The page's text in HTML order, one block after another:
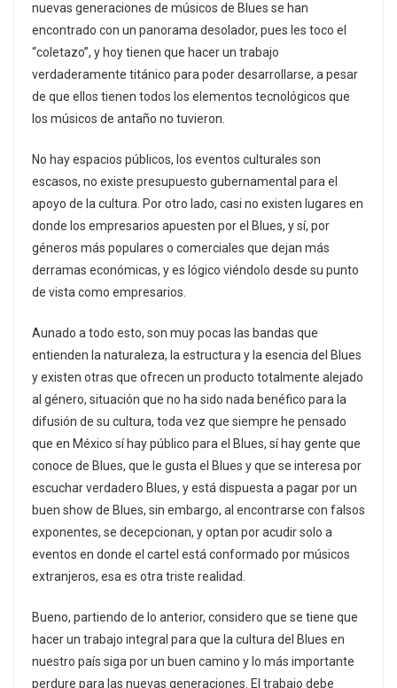
nuevas generaciones de músicos de Blues se han
encontrado con un panorama desolador, pues les toco el
“coletazo”, y hoy tienen que hacer un trabajo
verdaderamente titánico para poder desarrollarse, a pesar
de que ellos tienen todos los elementos tecnológicos que
los músicos de antaño no tuvieron.
No hay espacios públicos, los eventos culturales son
escasos, no existe presupuesto gubernamental para el
apoyo de la cultura. Por otro lado, casi no existen lugares en
donde los empresarios apuesten por el Blues, y sí, por
géneros más populares o comerciales que dejan más
derramas económicas, y es lógico viéndolo desde su punto
de vista como empresarios.
Aunado a todo esto, son muy pocas las bandas que
entienden la naturaleza, la estructura y la esencia del Blues
y existen otras que ofrecen un producto totalmente alejado
al género, situación que no ha sido nada benéfico para la
difusión de su cultura, toda vez que siempre he pensado
que en México sí hay público para el Blues, sí hay gente que
conoce de Blues, que le gusta el Blues y que se interesa por
escuchar verdadero Blues, y está dispuesta a pagar por un
buen show de Blues, sin embargo, al encontrarse con falsos
exponentes, se decepcionan, y optan por acudir solo a
eventos en donde el cartel está conformado por músicos
extranjeros, esa es otra triste realidad.
Bueno, partiendo de lo anterior, considero que se tiene que
hacer un trabajo integral para que la cultura del Blues en
nuestro país siga por un buen camino y lo más importante
perdure para las nuevas generaciones. El trabajo debe